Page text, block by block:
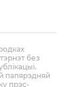
без
папярэдняй
прэс-